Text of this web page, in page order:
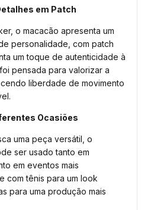
em Patch
o macacão apresenta um
personalidade, com patch
um toque de autenticidade à
pensada para valorizar a
liberdade de movimento
Ocasiões
uma peça versátil, o
ser usado tanto em
em eventos mais
com tênis para um look
para uma produção mais